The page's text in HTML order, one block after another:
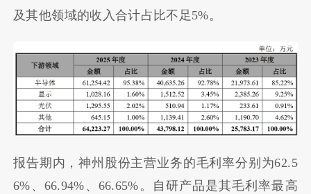
及其他领域的收入合计占比不足5%。
报告期内，神州股份主营业务的毛利率分别为62.5
6%、66.94%、66.65%。自研产品是其毛利率最高